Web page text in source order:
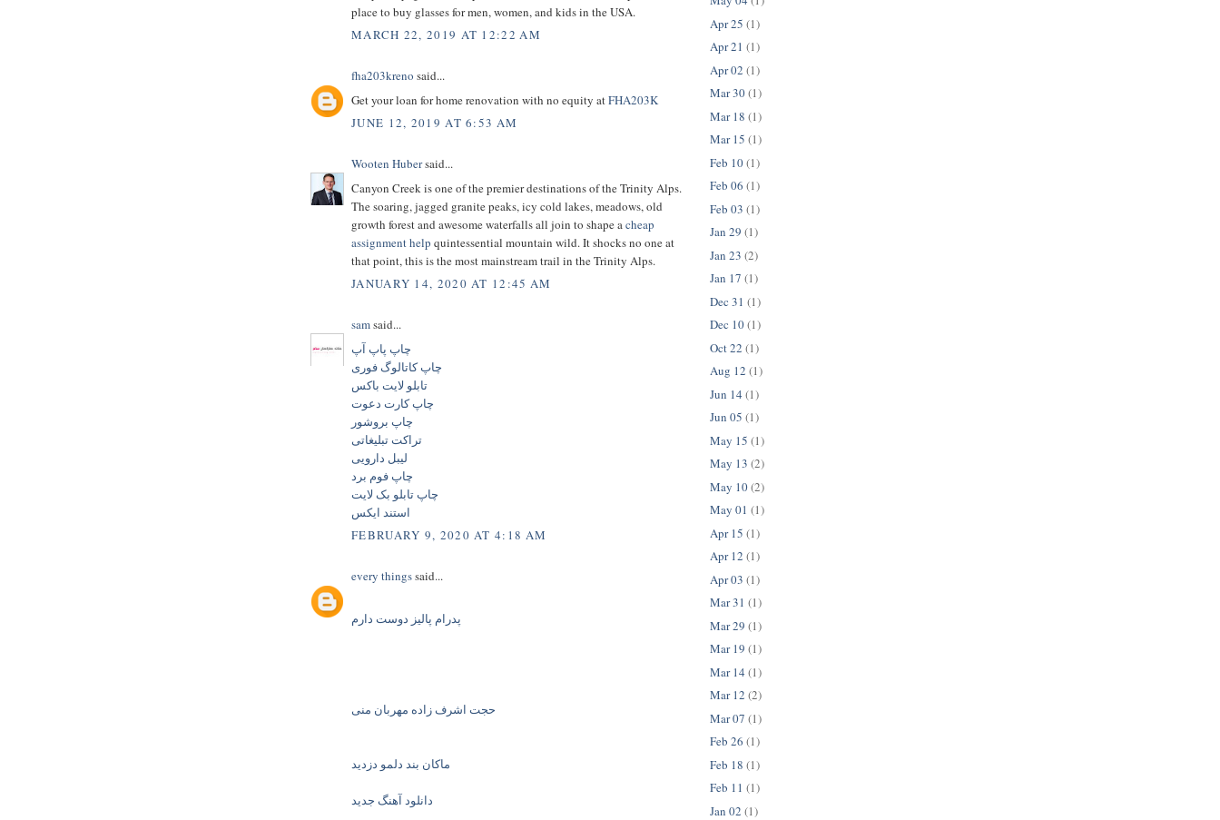
place to buy glasses for men, women, and kids in the USA.
MARCH 22, 2019 AT 12:22 AM
fha203kreno said...
Get your loan for home renovation with no equity atFHA203K
JUNE 12, 2019 AT 6:53 AM
Wooten Hubersaid...
Canyon Creek is one of the premier destinations of the Trinity Alps.
The soaring, jagged granite peaks, icy cold lakes, meadows, old
growth forest and awesome waterfalls all join to shape acheap
assignment help quintessential mountain wild. It shocks no one at
that point, this is the most mainstream trail in the Trinity Alps.
JANUARY 14, 2020 AT 12:45 AM
samsaid...
چاپ پاپ آپ
چاپ کاتالوگ فوری
تابلو لایت باکس
چاپ کارت دعوت
چاپ بروشور
تراکت تبلیغاتی
لیبل دارویی
چاپ فوم برد
چاپ تابلو بک لایت
استند ایکس
FEBRUARY 9, 2020 AT 4:18 AM
every thingssaid...
پدرام پالیز دوست دارم
حجت اشرف زاده مهربان منی
ماکان بند دلمو دزدید
دانلود آهنگ جدید
Apr 25 (1)
Apr 21 (1)
Apr 02 (1)
Mar 30(1)
Mar 18 (1)
Mar 15 (1)
Feb 10(1)
Feb 06 (1)
Feb 03 (1)
Jan 29 (1)
Jan 23 (2)
Jan 17 (1)
Dec 31 (1)
Dec 10(1)
Oct 22 (1)
Aug 12 (1)
Jun 14 (1)
Jun 05 (1)
May 15 (1)
May 13 (2)
May 10(2)
May 01 (1)
Apr 15 (1)
Apr 12 (1)
Apr 03 (1)
Mar 31 (1)
Mar 29 (1)
Mar 19 (1)
Mar 14 (1)
Mar 12 (2)
Mar 07 (1)
Feb 26 (1)
Feb 18 (1)
Feb 11 (1)
Jan 02 (1)